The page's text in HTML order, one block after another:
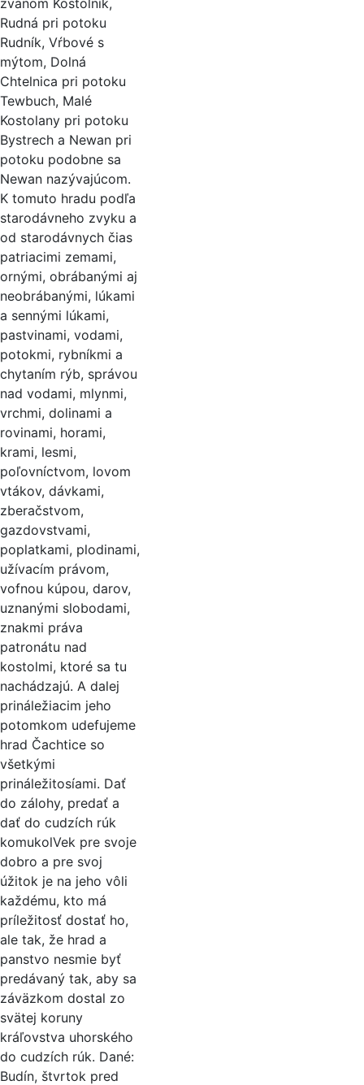
zvanom Kostolník,
Rudná pri potoku
Rudník, Vŕbové s
mýtom, Dolná
Chtelnica pri potoku
Tewbuch, Malé
Kostolany pri potoku
Bystrech a Newan pri
potoku podobne sa
Newan nazývajúcom.
K tomuto hradu podľa
starodávneho zvyku a
od starodávnych čias
patriacimi zemami,
ornými, obrábanými aj
neobrábanými, lúkami
a sennými lúkami,
pastvinami, vodami,
potokmi, rybníkmi a
chytaním rýb, správou
nad vodami, mlynmi,
vrchmi, dolinami a
rovinami, horami,
krami, lesmi,
poľovníctvom, lovom
vtákov, dávkami,
zberačstvom,
gazdovstvami,
poplatkami, plodinami,
užívacím právom,
vofnou kúpou, darov,
uznanými slobodami,
znakmi práva
patronátu nad
kostolmi, ktoré sa tu
nachádzajú. A dalej
prináležiacim jeho
potomkom udefujeme
hrad Čachtice so
všetkými
prináležitosíami. Dať
do zálohy, predať a
dať do cudzích rúk
komukolVek pre svoje
dobro a pre svoj
úžitok je na jeho vôli
každému, kto má
príležitosť dostať ho,
ale tak, že hrad a
panstvo nesmie byť
predávaný tak, aby sa
záväzkom dostal zo
svätej koruny
kráľovstva uhorského
do cudzích rúk. Dané:
Budín, štvrtok pred